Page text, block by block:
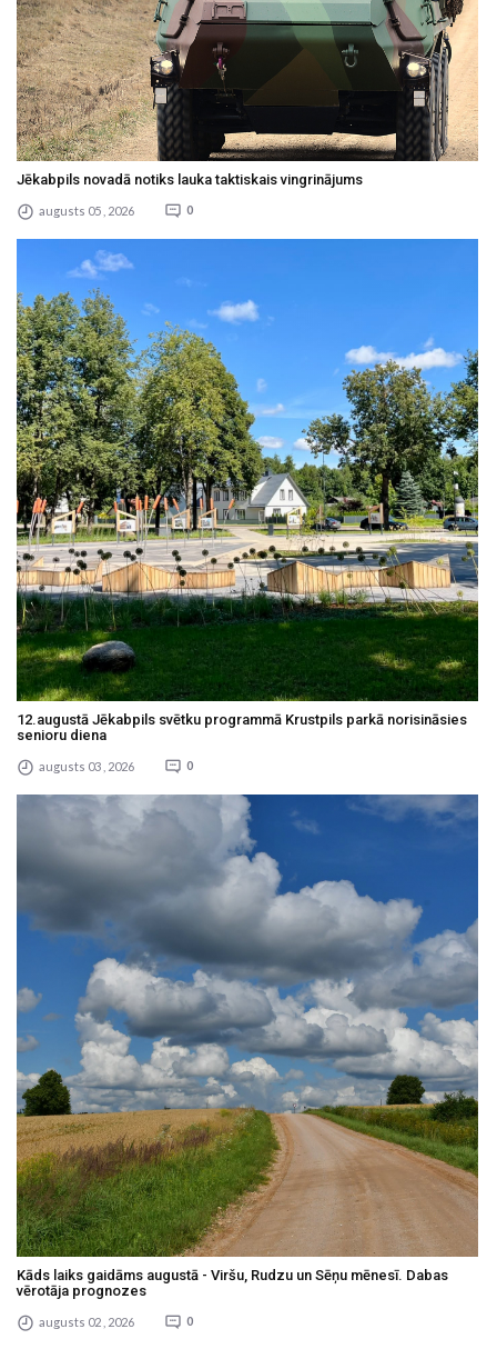
Jēkabpils novadā notiks lauka taktiskais vingrinājums
augusts 05 , 2026 0
12.augustā Jēkabpils svētku programmā Krustpils parkā norisināsies
senioru diena
augusts 03 , 2026 0
Kāds laiks gaidāms augustā - Viršu, Rudzu un Sēņu mēnesī. Dabas
vērotāja prognozes
augusts 02 , 2026 0